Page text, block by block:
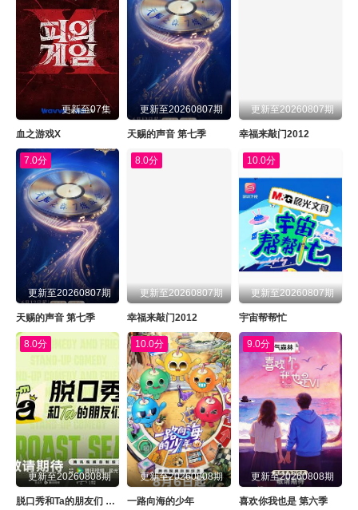
更新至07集
血之游戏X
更新至20260807期
天赐的声音 第七季
更新至20260807期
幸福来敲门2012
7.0分
更新至20260807期
天赐的声音 第七季
8.0分
更新至20260807期
幸福来敲门2012
10.0分
更新至20260807期
宇宙帮帮忙
8.0分
更新至20260808期
脱口秀和Ta的朋友们 第三季
10.0分
更新至20260808期
一路向海的少年
9.0分
更新至20260808期
喜欢你我也是 第六季